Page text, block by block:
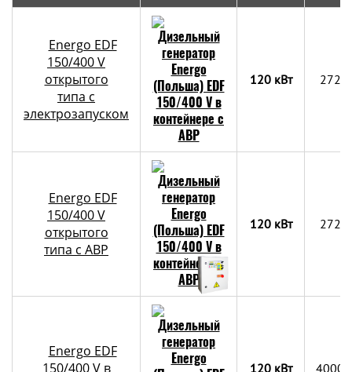
Energo EDF
150/400 V
открытого
типа с
электрозапуском
120 кВт
Energo EDF
150/400 V
открытого
типа с АВР
120 кВт
Energo EDF
150/400 V в
120 кВт